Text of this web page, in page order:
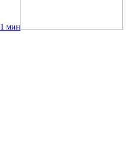
1 мин